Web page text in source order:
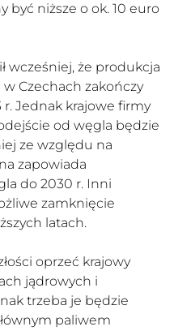
niższe o ok. 10 euro
wcześniej, że produkcja
Czechach zakończy
Jednak krajowe firmy
od węgla będzie
ze względu na
zapowiada
do 2030 r. Inni
zamknięcie
latach.
oprzeć krajowy
jądrowych i
trzeba je będzie
paliwem